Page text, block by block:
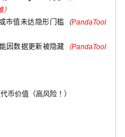
市值未达隐形门槛 （PandaTool
因数据更新被隐藏 （PandaTool
币价值（高风险！）